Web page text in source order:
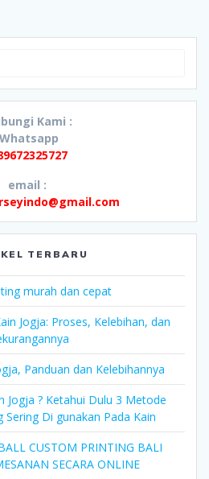
Kami :
Whatsapp
email :
TERBARU
murah dan cepat
Jogja: Proses, Kelebihan, dan
Panduan dan Kelebihannya
Jogja ? Ketahui Dulu 3 Metode
Sering Di gunakan Pada Kain
CUSTOM PRINTING BALI
SECARA ONLINE